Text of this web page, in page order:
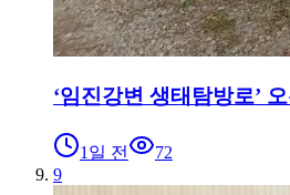
‘임진강변 생태탐방로’
1일 전
72
9